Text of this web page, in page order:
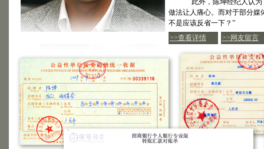
此外，陈坤经纪人认为，
做法让人痛心。而对于部分媒
不是应该反省一下？”
>>查看详情
>>网友留言